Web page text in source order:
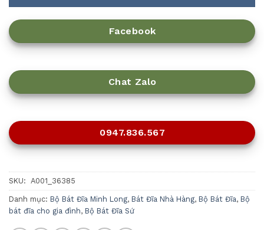
Facebook
Chat Zalo
0947.836.567
SKU: A001_36385
Danh mục: Bộ Bát Đĩa Minh Long, Bát Đĩa Nhà Hàng, Bộ Bát Đĩa, Bộ
bát đĩa cho gia đình, Bộ Bát Đĩa Sứ